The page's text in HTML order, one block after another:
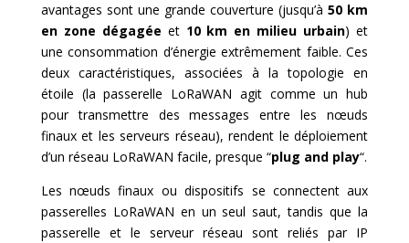
avantages sont une grande couverture (jusqu’à50 km
en zone dégagée et 10 km en milieu urbain) et
une consommation d’énergie extrêmement faible. Ces
deux caractéristiques, associées à la topologie en
étoile (la passerelle LoRaWAN agit comme un hub
pour transmettre des messages entre les nœuds
finaux et les serveurs réseau), rendent le déploiement
d’un réseau LoRaWAN facile, presque “plug and play“.
Les nœuds finaux ou dispositifs se connectent aux
passerelles LoRaWAN en un seul saut, tandis que la
passerelle et le serveur réseau sont reliés par IP